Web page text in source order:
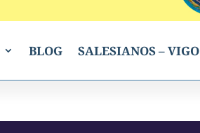
BLOG SALESIANOS – VIGO